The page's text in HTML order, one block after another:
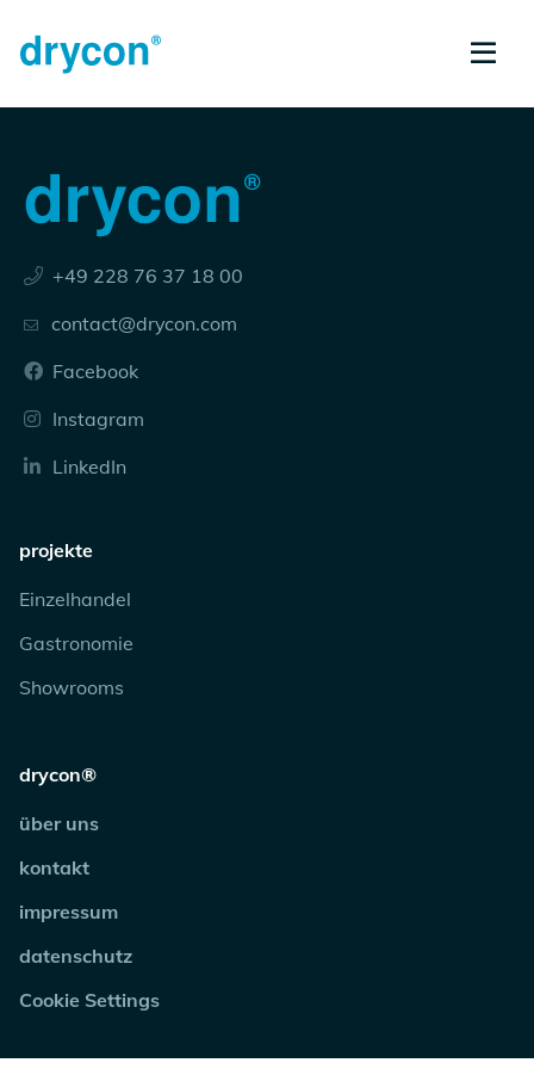
+49 228 76 37 18 00
contact@drycon.com
Facebook
Instagram
LinkedIn
projekte
Einzelhandel
Gastronomie
Showrooms
drycon®
über uns
kontakt
impressum
datenschutz
Cookie Settings